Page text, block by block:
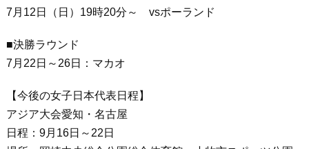
7月12日（日）19時20分～ vsポーランド
■決勝ラウンド
7月22日～26日：マカオ
【今後の女子日本代表日程】
アジア大会愛知・名古屋
日程：9月16日～22日